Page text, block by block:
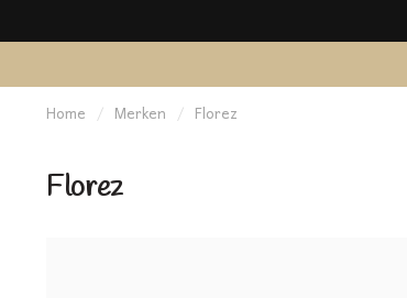
Home / Merken / Florez
Florez